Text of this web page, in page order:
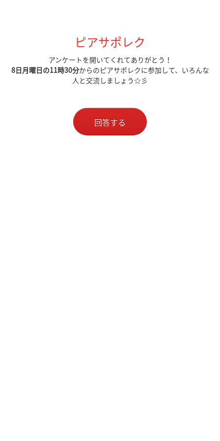
ピアサポレク
アンケートを開いてくれてありがとう！
8日月曜日の11時30分からのピアサポレクに参加して、いろんな
人と交流しましょう☆彡
回答する